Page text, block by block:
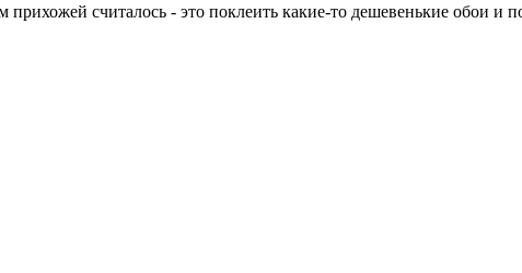
считалось - это поклеить какие-то дешевенькие обои